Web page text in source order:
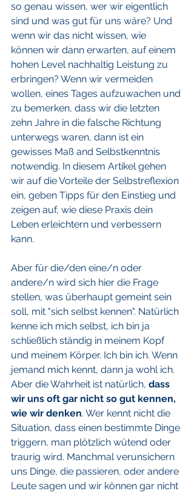
so genau wissen, wer wir eigentlich
sind und was gut für uns wäre? Und
wenn wir das nicht wissen, wie
können wir dann erwarten, auf einem
hohen Level nachhaltig Leistung zu
erbringen? Wenn wir vermeiden
wollen, eines Tages aufzuwachen und
zu bemerken, dass wir die letzten
zehn Jahre in die falsche Richtung
unterwegs waren, dann ist ein
gewisses Maß and Selbstkenntnis
notwendig. In diesem Artikel gehen
wir auf die Vorteile der Selbstreflexion
ein, geben Tipps für den Einstieg und
zeigen auf, wie diese Praxis dein
Leben erleichtern und verbessern
kann.
Aber für die/den eine/n oder
andere/n wird sich hier die Frage
stellen, was überhaupt gemeint sein
soll, mit "sich selbst kennen". Natürlich
kenne ich mich selbst, ich bin ja
schließlich ständig in meinem Kopf
und meinem Körper. Ich bin ich. Wenn
jemand mich kennt, dann ja wohl ich.
Aber die Wahrheit ist natürlich, dass
wir uns oft gar nicht so gut kennen,
wie wir denken. Wer kennt nicht die
Situation, dass einen bestimmte Dinge
triggern, man plötzlich wütend oder
traurig wird. Manchmal verunsichern
uns Dinge, die passieren, oder andere
Leute sagen und wir können gar nicht